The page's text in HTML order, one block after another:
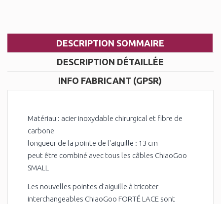
DESCRIPTION SOMMAIRE
DESCRIPTION DÉTAILLÉE
INFO FABRICANT (GPSR)
Matériau : acier inoxydable chirurgical et fibre de
carbone
longueur de la pointe de l'aiguille : 13 cm
peut être combiné avec tous les câbles ChiaoGoo
SMALL
Les nouvelles pointes d'aiguille à tricoter
interchangeables ChiaoGoo FORTÉ LACE sont